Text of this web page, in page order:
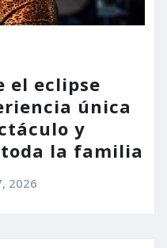
el eclipse
única
y
la familia
2026